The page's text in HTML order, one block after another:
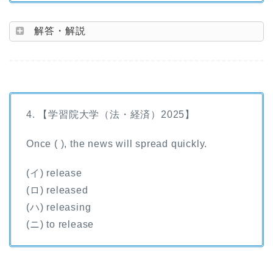
解答・解説
4. 【学習院大学（法・経済）2025】
Once ( ), the news will spread quickly.
(イ) release
(ロ) released
(ハ) releasing
(ニ) to release